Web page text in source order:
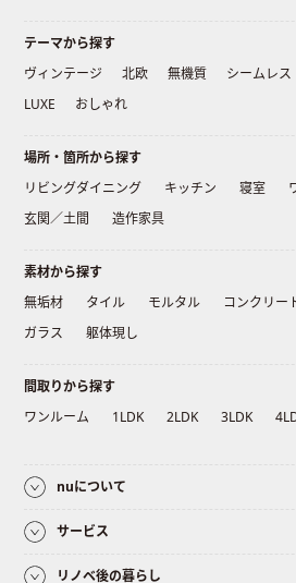
テーマから探す
ヴィンテージ
北欧 無機質 シームレス
LUXE
おしゃれ
場所・箇所から探す
リビングダイニング
キッチン 寝室
玄関／土間
造作家具
素材から探す
無垢材
タイル モルタル コンクリー
ガラス
躯体現し
間取りから探す
ワンルーム
1LDK 2LDK 3LDK
nuについて
サービス
リノベ後の暮らし